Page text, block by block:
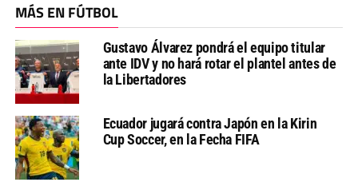
MÁS EN FÚTBOL
Gustavo Álvarez pondrá el equipo titular
ante IDV y no hará rotar el plantel antes de
la Libertadores
Ecuador jugará contra Japón en la Kirin
Cup Soccer, en la Fecha FIFA